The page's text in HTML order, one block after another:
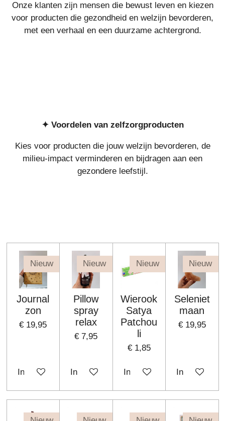
Onze klanten zijn mensen die bewust leven en kiezen
voor producten die gezondheid en welzijn bevorderen,
met een verhaal en een duurzame achtergrond.
✦ Voordelen van zelfzorgproducten
Kies voor producten die jouw welzijn bevorderen, de
milieu-impact verminderen en bijdragen aan een
gezondere leefstijl.
Nieuw
Journal
zon
€ 19,95
In winkelwagen
Nieuw
Pillow
spray
relax
€ 7,95
In winkelwagen
Nieuw
Wierook
Satya
Patchou
li
€ 1,85
In winkelwagen
Nieuw
Seleniet
maan
€ 19,95
In